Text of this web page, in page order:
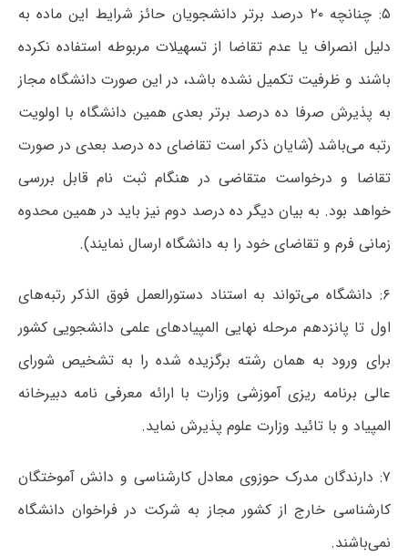
۵: چنانچه ۲۰ درصد برتر دانشجویان حائز شرایط این ماده به
دلیل انصراف یا عدم تقاضا از تسهیلات مربوطه استفاده نکرده
باشند و ظرفیت تکمیل نشده باشد، در این صورت دانشگاه مجاز
به پذیرش صرفا ده درصد برتر بعدی همین دانشگاه با اولویت
رتبه می‌باشد (شایان ذکر است تقاضای ده درصد بعدی در صورت
تقاضا و درخواست متقاضی در هنگام ثبت نام قابل بررسی
خواهد بود. به بیان دیگر ده درصد دوم نیز باید در همین محدوه
زمانی فرم و تقاضای خود را به دانشگاه ارسال نمایند).
۶: دانشگاه می‌تواند به استناد دستورالعمل فوق الذکر رتبه‌های
اول تا پانزدهم مرحله نهایی المپیادهای علمی دانشجویی کشور
برای ورود به همان رشته برگزیده شده را به تشخیص شورای
عالی برنامه ریزی آموزشی وزارت با ارائه معرفی نامه دبیرخانه
المپیاد و با تائید وزارت علوم پذیرش نماید.
۷: دارندگان مدرک حوزوی معادل کارشناسی و دانش آموختگان
کارشناسی خارج از کشور مجاز به شرکت در فراخوان دانشگاه
نمی‌باشند.